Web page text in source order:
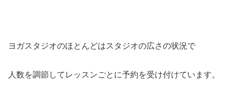
ヨガスタジオのほとんどはスタジオの広さの状況で
人数を調節してレッスンごとに予約を受け付けています。